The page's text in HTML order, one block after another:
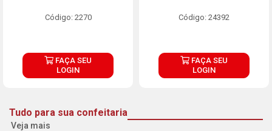
Código: 2270
FAÇA SEU
LOGIN
Código: 24392
FAÇA SEU
LOGIN
Tudo para sua confeitaria
Veja mais